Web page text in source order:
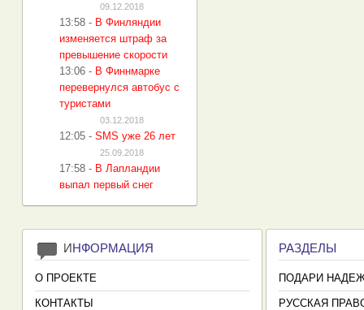
09.12.2018
13:58 - В Финляндии
изменяется штраф за
превышение скорости
13:06 - В Финнмарке
перевернулся автобус с
туристами
03.12.2018
12:05 - SMS уже 26 лет
25.09.2018
17:58 - В Лапландии
выпал первый снег
ИНФОРМАЦИЯ
О ПРОЕКТЕ
КОНТАКТЫ
РАЗДЕЛЫ
ПОДАРИ
РУССКАЯ